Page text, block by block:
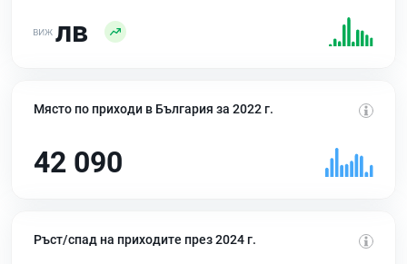
лв
Място по приходи в България за 2022 г.
42 090
Ръст/спад на приходите през 2024 г.